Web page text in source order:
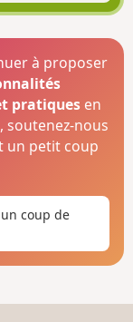
à proposer
pratiques en
soutenez-nous
un petit coup
coup de